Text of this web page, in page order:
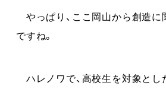
やっぱり、ここ岡山から創造
ですね。
ハレノワで、高校生を対象と